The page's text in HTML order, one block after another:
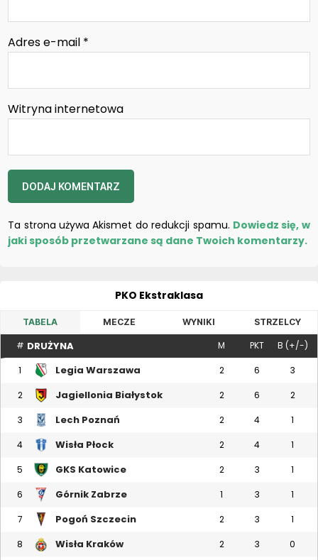
Adres e-mail *
Witryna internetowa
Ta strona używa Akismet do redukcji spamu. Dowiedz się, w
jaki sposób przetwarzane są dane Twoich komentarzy.
PKO Ekstraklasa
TABELA MECZE WYNIKI STRZELCY
# DRUŻYNA M PKT B (+/-)
1 Legia Warszawa 2 6 3
2 Jagiellonia Białystok 2 6 2
3 Lech Poznań 2 4 1
4 Wisła Płock 2 4 1
5 GKS Katowice 2 3 1
6 Górnik Zabrze 1 3 1
7 Pogoń Szczecin 2 3 1
8 Wisła Kraków 2 3 0